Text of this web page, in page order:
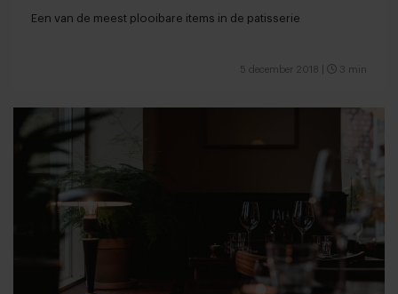
Een van de meest plooibare items in de patisserie
5 december 2018 3 min